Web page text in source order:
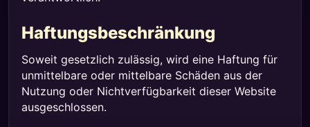
Haftungsbeschränkung
Soweit gesetzlich zulässig, wird eine Haftung für
unmittelbare oder mittelbare Schäden aus der
Nutzung oder Nichtverfügbarkeit dieser Website
ausgeschlossen.